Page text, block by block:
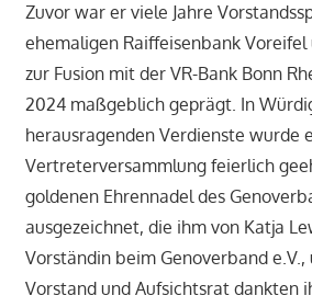
Zuvor war er viele Jahre
ehemaligen Raiffeisenbank
zur Fusion mit der VR-Bank Bonn
2024 maßgeblich geprägt. In
herausragenden Verdienste wurde
Vertreterversammlung feierlich
goldenen Ehrennadel des
ausgezeichnet, die ihm von Katja
Vorständin beim Genoverband
Vorstand und Aufsichtsrat dankten